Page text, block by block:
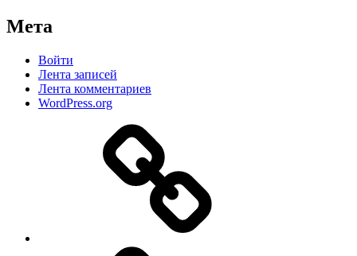
Мета
Войти
Лента записей
Лента комментариев
WordPress.org